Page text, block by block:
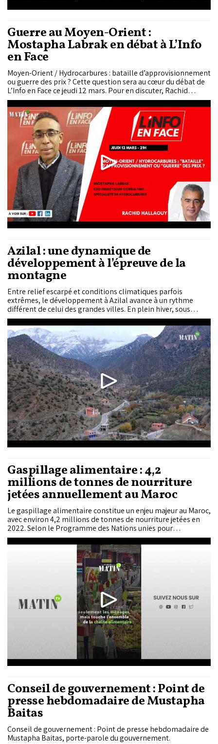
Guerre au Moyen-Orient :
Mostapha Labrak en débat à L’Info
en Face
Moyen-Orient / Hydrocarbures : bataille d’approvisionnement
ou guerre des prix ? Cette question sera au cœur du débat de
L’Info en Face ce jeudi 12 mars. Pour en discuter, Rachid
Hallaouy reçoit Mostapha Labrak, CEO d’Energysium
Consulting et spécialiste en hydrocarbures.
Azilal : une dynamique de
développement à l’épreuve de la
montagne
Entre relief escarpé et conditions climatiques parfois
extrêmes, le développement à Azilal avance à un rythme
différent de celui des grandes villes. En plein hiver, sous
d’importantes chutes de neige, une équipe d'Assahra Al
Maghribia s’est rendue dans cette province montagneuse
pour observer de près les transformations à...
Gaspillage alimentaire : 4,2
millions de tonnes de nourriture
jetées annuellement au Maroc
Le gaspillage alimentaire constitue un enjeu majeur au Maroc,
avec environ 4,2 millions de tonnes de nourriture jetées en
2022. Selon le Programme des Nations unies pour
l’environnement, cela représente 113 kilogrammes par
personne et par an.
Conseil de gouvernement : Point de
presse hebdomadaire de Mustapha
Baitas
Conseil de gouvernement : Point de presse hebdomadaire de
Mustapha Baitas, porte-parole du gouvernement.